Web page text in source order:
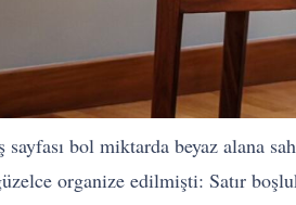
sayfası bol miktarda beyaz alana
organize edilmişti: Satır